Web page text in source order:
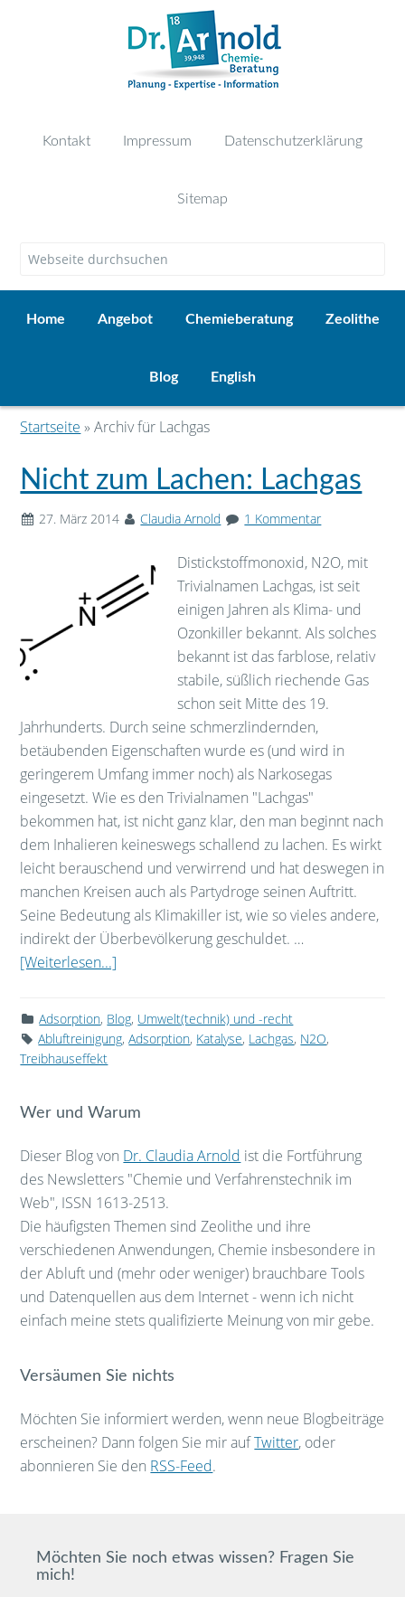
Kontakt Impressum Datenschutzerklärung
Sitemap
Home Angebot Chemieberatung Zeolithe
Blog English
Startseite » Archiv für Lachgas
Nicht zum Lachen: Lachgas
27. März 2014 Claudia Arnold 1 Kommentar
Distickstoffmonoxid, N2O, mit
Trivialnamen Lachgas, ist seit
einigen Jahren als Klima- und
Ozonkiller bekannt. Als solches
bekannt ist das farblose, relativ
stabile, süßlich riechende Gas
schon seit Mitte des 19.
Jahrhunderts. Durch seine schmerzlindernden,
betäubenden Eigenschaften wurde es (und wird in
geringerem Umfang immer noch) als Narkosegas
eingesetzt. Wie es den Trivialnamen "Lachgas"
bekommen hat, ist nicht ganz klar, den man beginnt nach
dem Inhalieren keineswegs schallend zu lachen. Es wirkt
leicht berauschend und verwirrend und hat deswegen in
manchen Kreisen auch als Partydroge seinen Auftritt.
Seine Bedeutung als Klimakiller ist, wie so vieles andere,
indirekt der Überbevölkerung geschuldet. …
[Weiterlesen...]
Adsorption, Blog, Umwelt(technik) und -recht
Abluftreinigung,Adsorption, Katalyse, Lachgas, N2O,
Treibhauseffekt
Wer und Warum
Dieser Blog von Dr. Claudia Arnold ist die Fortführung
des Newsletters "Chemie und Verfahrenstechnik im
Web", ISSN 1613-2513.
Die häufigsten Themen sind Zeolithe und ihre
verschiedenen Anwendungen, Chemie insbesondere in
der Abluft und (mehr oder weniger) brauchbare Tools
und Datenquellen aus dem Internet - wenn ich nicht
einfach meine stets qualifizierte Meinung von mir gebe.
Versäumen Sie nichts
Möchten Sie informiert werden, wenn neue Blogbeiträge
erscheinen? Dann folgen Sie mir aufTwitter, oder
abonnieren Sie den RSS-Feed.
Möchten Sie noch etwas wissen? Fragen Sie
mich!